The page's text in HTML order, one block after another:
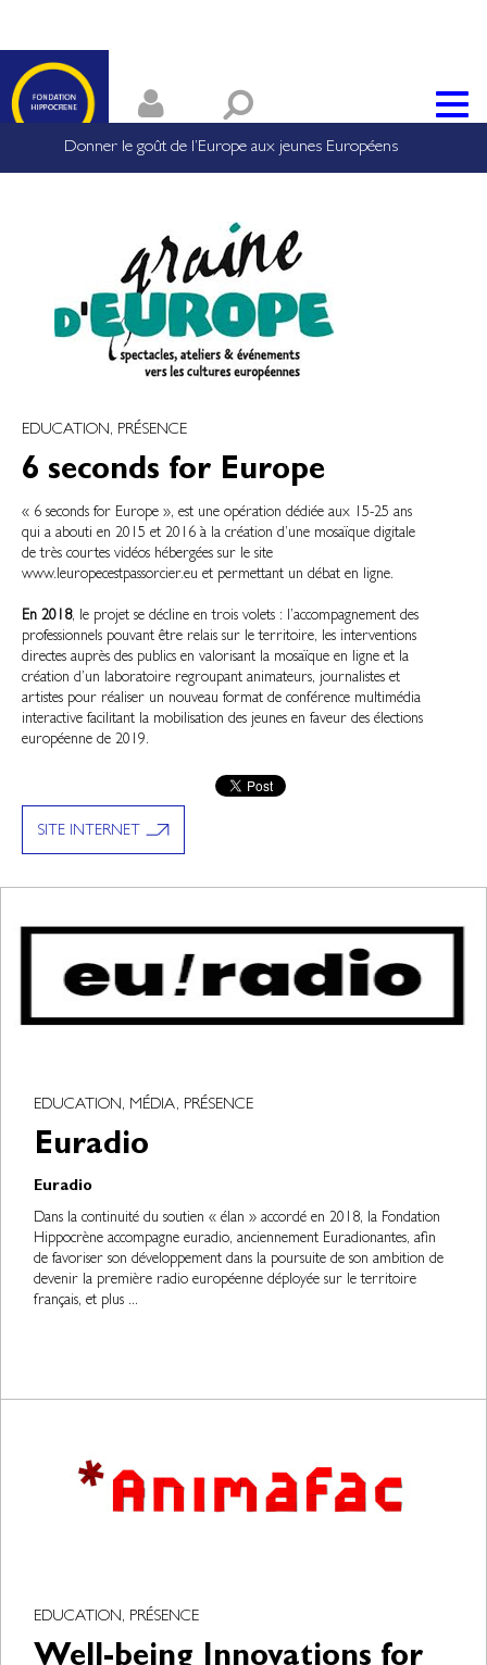
Donner le goût de l’Europe aux jeunes Européens
EDUCATION, PRÉSENCE
6 seconds for Europe
« 6 seconds for Europe », est une opération dédiée aux 15-25 ans
qui a abouti en 2015 et 2016 à la création d’une mosaïque digitale
de très courtes vidéos hébergées sur le site
www.leuropecestpassorcier.eu et permettant un débat en ligne.
En 2018, le projet se décline en trois volets : l’accompagnement des
professionnels pouvant être relais sur le territoire, les interventions
directes auprès des publics en valorisant la mosaïque en ligne et la
création d’un laboratoire regroupant animateurs, journalistes et
artistes pour réaliser un nouveau format de conférence multimédia
interactive facilitant la mobilisation des jeunes en faveur des élections
européenne de 2019.
SITE INTERNET
EDUCATION, MÉDIA, PRÉSENCE
Euradio
Euradio
Dans la continuité du soutien « élan » accordé en 2018, la Fondation
Hippocrène accompagne euradio, anciennement Euradionantes, afin
de favoriser son développement dans la poursuite de son ambition de
devenir la première radio européenne déployée sur le territoire
français, et plus ...
EDUCATION, PRÉSENCE